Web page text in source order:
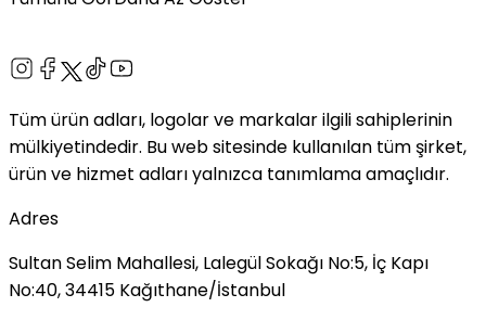
Tüm ürün adları, logolar ve markalar ilgili sahiplerinin
mülkiyetindedir. Bu web sitesinde kullanılan tüm şirket,
ürün ve hizmet adları yalnızca tanımlama amaçlıdır.
Adres
Sultan Selim Mahallesi, Lalegül Sokağı No:5, İç Kapı
No:40, 34415 Kağıthane/İstanbul